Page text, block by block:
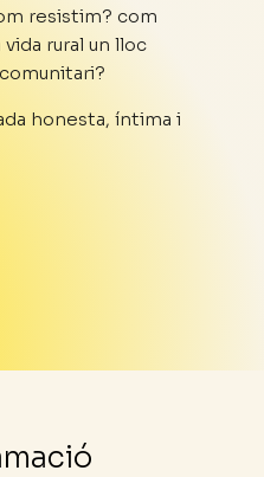
resistim? com
rural un lloc
honesta, íntima i